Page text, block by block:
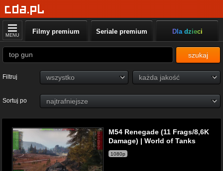
MENU Filmy premium Seriale premium Dla dzieci
szukaj
Filtruj
Sortuj po
M54 Renegade (11 Frags/8,6K
Damage) | World of Tanks
1080p